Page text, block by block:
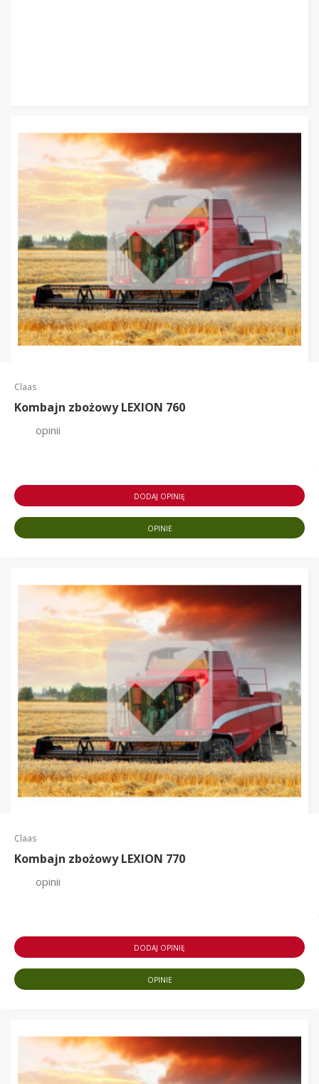
Claas
Kombajn zbożowy LEXION 760
opinii
DODAJ OPINIĘ
OPINIE
Claas
Kombajn zbożowy LEXION 770
opinii
DODAJ OPINIĘ
OPINIE